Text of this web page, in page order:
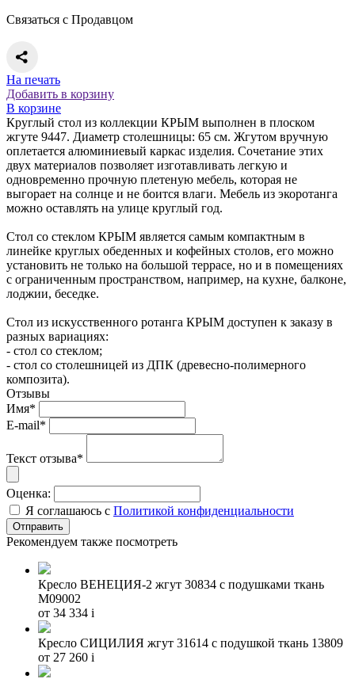
Связаться с Продавцом
На печать
Добавить в корзину
В корзине
Круглый стол из коллекции КРЫМ выполнен в плоском
жгуте 9447. Диаметр столешницы: 65 см. Жгутом вручную
оплетается алюминиевый каркас изделия. Сочетание этих
двух материалов позволяет изготавливать легкую и
одновременно прочную плетеную мебель, которая не
выгорает на солнце и не боится влаги. Мебель из экоротанга
можно оставлять на улице круглый год.
Стол со стеклом КРЫМ является самым компактным в
линейке круглых обеденных и кофейных столов, его можно
установить не только на большой террасе, но и в помещениях
с ограниченным пространством, например, на кухне, балконе,
лоджии, беседке.
Стол из искусственного ротанга КРЫМ доступен к заказу в
разных вариациях:
- стол со стеклом;
- стол со столешницей из ДПК (древесно-полимерного
композита).
Отзывы
Имя*
E-mail*
Текст отзыва*
Оценка:
Я соглашаюсь с Политикой конфиденциальности
Рекомендуем также посмотреть
Кресло ВЕНЕЦИЯ-2 жгут 30834 с подушками ткань
M09002
от 34 334 i
Кресло СИЦИЛИЯ жгут 31614 с подушкой ткань 13809
от 27 260 i